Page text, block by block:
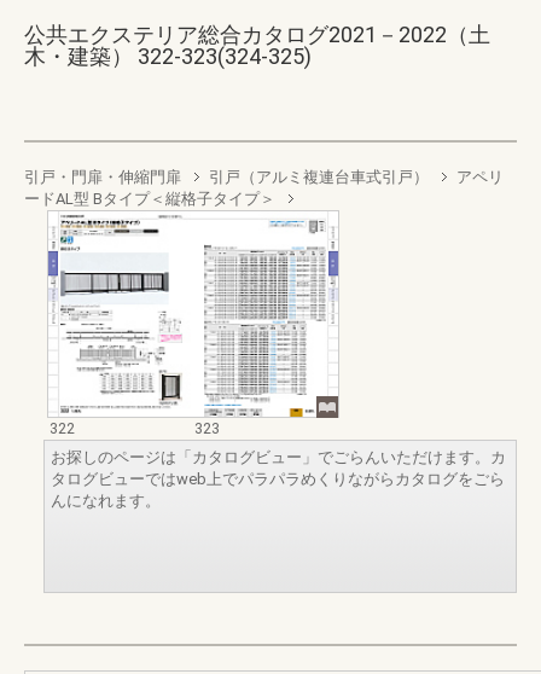
公共エクステリア総合カタログ2021－2022（土
木・建築） 322-323(324-325)
引戸・門扉・伸縮門扉 引戸（アルミ複連台車式引戸）
アペリ
ードAL型 Bタイプ＜縦格子タイプ＞
322
323
お探しのページは「カタログビュー」でごらんいただけます。カ
タログビューではweb上でパラパラめくりながらカタログをごら
んになれます。